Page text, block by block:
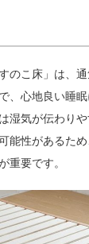
のこ床」は、
、心地良い睡眠
湿気が伝わり
能性があるた
重要です。